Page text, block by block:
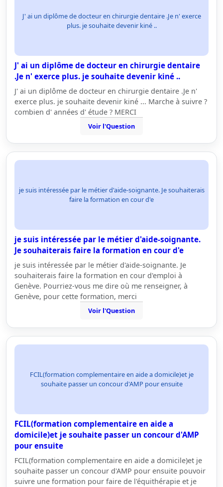
J' ai un diplôme de docteur en chirurgie dentaire .Je n' exerce
plus. je souhaite devenir kiné ..
J' ai un diplôme de docteur en chirurgie dentaire
.Je n' exerce plus. je souhaite devenir kiné ..
J' ai un diplôme de docteur en chirurgie dentaire .Je n'
exerce plus. je souhaite devenir kiné ... Marche à suivre ?
combien d' années d' étude ? MERCI
Voir l'Question
je suis intéressée par le métier d'aide-soignante. Je souhaiterais
faire la formation en cour d'e
je suis intéressée par le métier d'aide-soignante.
Je souhaiterais faire la formation en cour d'e
je suis intéressée par le métier d'aide-soignante. Je
souhaiterais faire la formation en cour d'emploi à
Genève. Pourriez-vous me dire où me renseigner, à
Genève, pour cette formation, merci
Voir l'Question
FCIL(formation complementaire en aide a domicile)et je
souhaite passer un concour d'AMP pour ensuite
FCIL(formation complementaire en aide a
domicile)et je souhaite passer un concour d'AMP
pour ensuite
FCIL(formation complementaire en aide a domicile)et je
souhaite passer un concour d'AMP pour ensuite pouvoir
suivre une formation pour faire de l'équithérapie et je